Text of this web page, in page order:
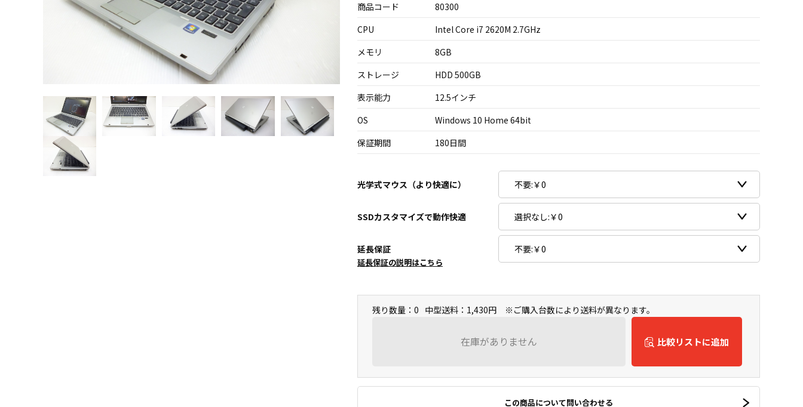
商品コード
80300
CPU
Intel Core i7 2620M 2.7GHz
メモリ
8GB
ストレージ
HDD 500GB
表示能力
12.5インチ
OS
Windows 10 Home 64bit
保証期間
180日間
光学式マウス（より快適に）
SSDカスタマイズで動作快適
延長保証
延長保証の説明はこちら
残り数量：0 中型送料：1,430円 ※ご購入台数により送料が異なります。
在庫がありません 比較リストに追加
この商品について問い合わせる